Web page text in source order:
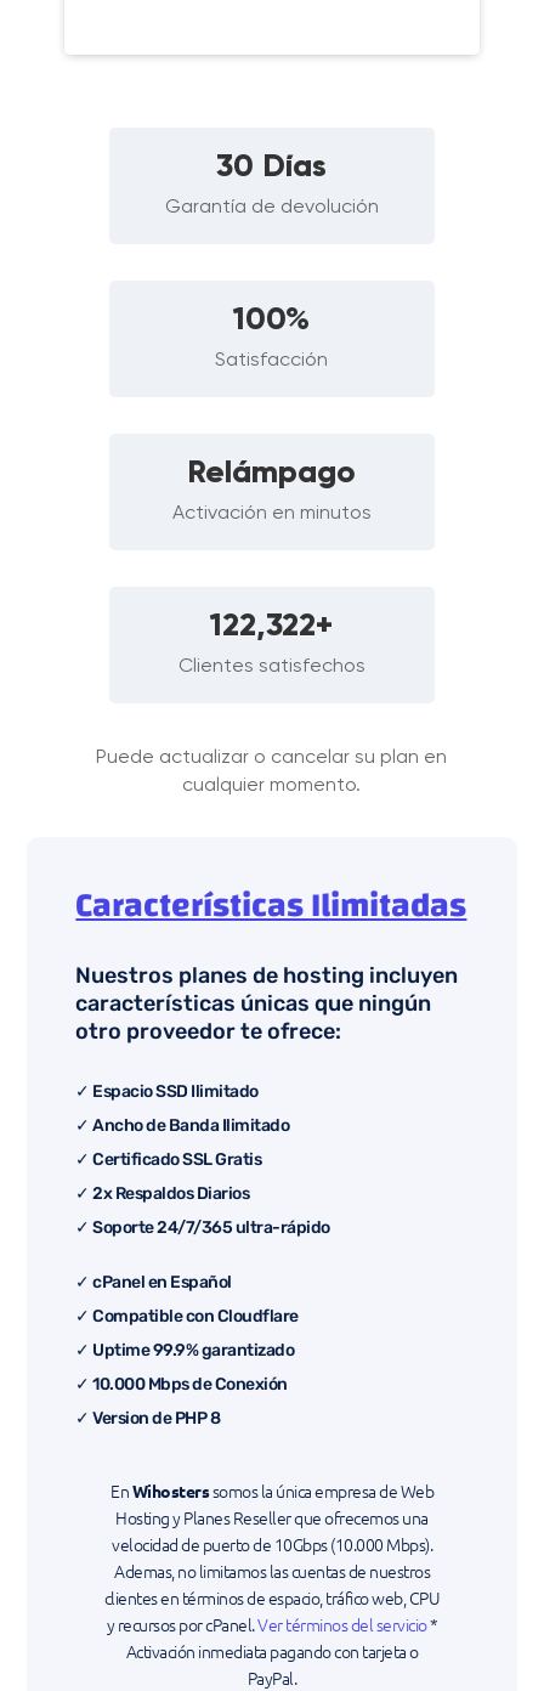
30 Días
Garantía de devolución
100%
Satisfacción
Relámpago
Activación en minutos
122,322+
Clientes satisfechos
Puede actualizar o cancelar su plan en
cualquier momento.
Características Ilimitadas
Nuestros planes de hosting incluyen
características únicas que ningún
otro proveedor te ofrece:
✓ Espacio SSD Ilimitado
✓ Ancho de Banda Ilimitado
✓ Certificado SSL Gratis
✓ 2x Respaldos Diarios
✓ Soporte 24/7/365 ultra-rápido
✓ cPanel en Español
✓ Compatible con Cloudflare
✓ Uptime 99.9% garantizado
✓ 10.000 Mbps de Conexión
✓ Version de PHP 8
EnWihosterssomos la única empresa de Web
Hosting y Planes Reseller que ofrecemos una
velocidad de puerto de 10Gbps(10.000 Mbps).
Ademas, no limitamos las cuentas de nuestros
clientes en términos de espacio, tráfico web, CPU
y recursos por cPanel.Ver términos del servicio*
Activación inmediata pagando con tarjeta o
PayPal.